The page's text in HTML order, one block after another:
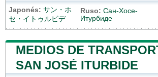
Japonés: サン・ホ
セ・イトゥルビデ
Ruso: Сан-Хосе-
Итурбиде
MEDIOS DE
SAN JOSÉ ITURBIDE